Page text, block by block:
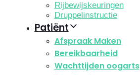
Rijbewijskeuringen
Druppelinstructie
Patiënt
Afspraak Maken
Bereikbaarheid
Wachttijden oogarts